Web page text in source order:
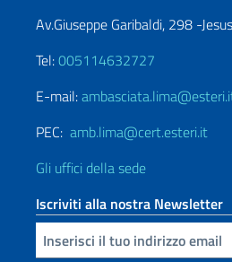
Av.Giuseppe Garibaldi, 298 -
Tel:005114632727
E-mail:
PEC: amb.lima@cert.esteri.it
Gli uffici della sede
Iscriviti alla nostra Newsletter
Inserisci la tua email